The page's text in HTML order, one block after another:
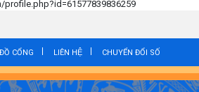
CỔNG LIÊN HỆ CHUYỂN ĐỔI SỐ